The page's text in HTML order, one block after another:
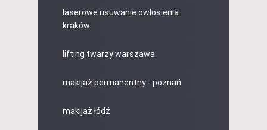
laserowe usuwanie owłosienia
kraków
lifting twarzy warszawa
makijaż permanentny - poznań
makijaż łódź